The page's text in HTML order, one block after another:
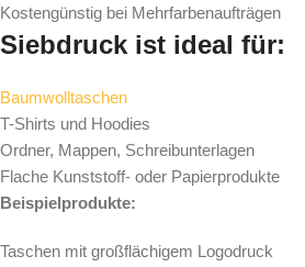
Kostengünstig bei Mehrfarbenaufträgen
Siebdruck ist ideal für:
Baumwolltaschen
T-Shirts und Hoodies
Ordner, Mappen, Schreibunterlagen
Flache Kunststoff- oder Papierprodukte
Beispielprodukte:
Taschen mit großflächigem Logodruck